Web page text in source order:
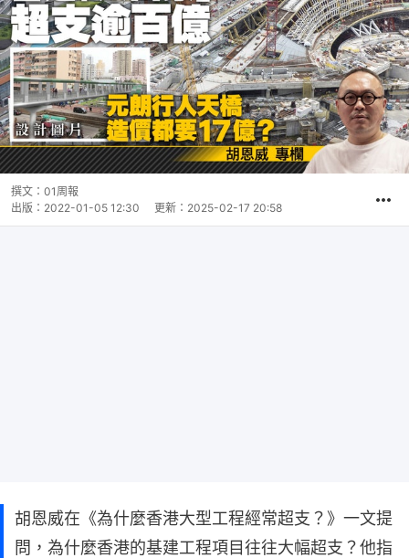
撰文： 01周報
出版： 2022-01-05 12:30 更新： 2025-02-17 20:58
胡恩威在《為什麼香港大型工程經常超支？》一文提
問，為什麼香港的基建工程項目往往大幅超支？他指